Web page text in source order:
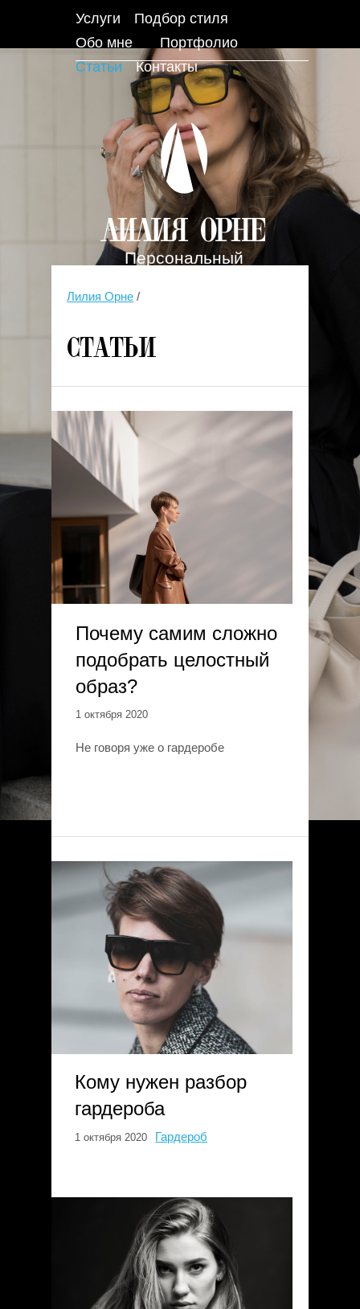
Персональный
Услуги
Подбор стиля
Обо мне
Портфолио
Статьи
Контакты
Лилия Орне /
Статьи
Почему самим сложно
подобрать целостный
образ?
1 октября 2020
Не говоря уже о гардеробе
Кому нужен разбор
гардероба
1 октября 2020 Гардероб